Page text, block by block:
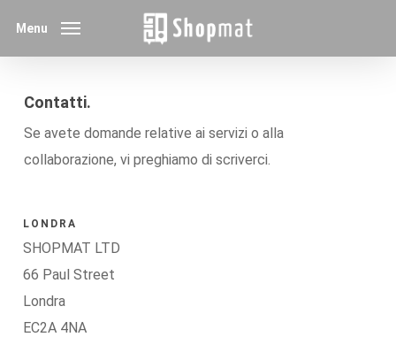
Menu
Contatti.
Se avete domande relative ai servizi o alla
collaborazione, vi preghiamo di scriverci.
LONDRA
SHOPMAT LTD
66 Paul Street
Londra
EC2A 4NA